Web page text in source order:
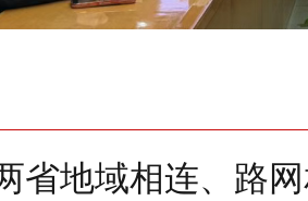
地域相连、路网